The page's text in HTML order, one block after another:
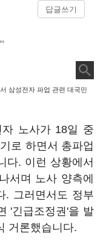
답글쓰기
삼성전자 파업 관련 대국민
노사가 18일 중
로 하면서 총파업
다. 이런 상황에서
서며 노사 양측에
. 그러면서도 정부
'긴급조정권'을 발
거론했습니다.